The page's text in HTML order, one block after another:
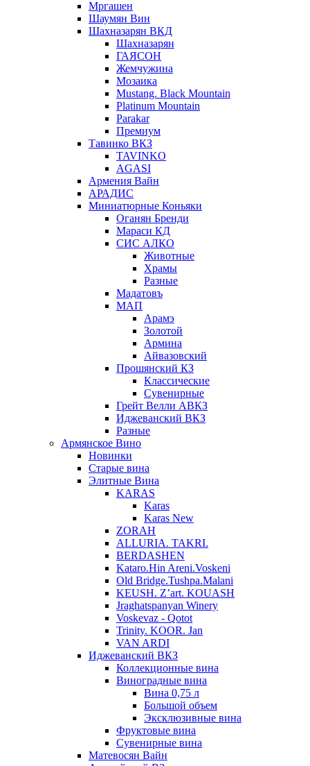
Мргашен
Шаумян Вин
Шахназарян ВКД
Шахназарян
ГАЯСОН
Жемчужина
Мозаика
Mustang. Black Mountain
Platinum Mountain
Parakar
Премиум
Тавинко ВКЗ
TAVINKO
AGASI
Армения Вайн
АРАДИС
Миниатюрные Коньяки
Оганян Бренди
Мараси КД
СИС АЛКО
Животные
Храмы
Разные
Мадатовъ
МАП
Арамэ
Золотой
Армина
Айвазовский
Прошянский КЗ
Классические
Сувенирные
Грейт Велли АВКЗ
Иджеванский ВКЗ
Разные
Армянское Вино
Новинки
Старые вина
Элитные Вина
KARAS
Karas
Karas New
ZORAH
ALLURIA. TAKRI.
BERDASHEN
Kataro.Hin Areni.Voskeni
Old Bridge.Tushpa.Malani
KEUSH. Z’art. KOUASH
Jraghatspanyan Winery
Voskevaz - Qotot
Trinity. KOOR. Jan
VAN ARDI
Иджеванский ВКЗ
Коллекционные вина
Виноградные вина
Вина 0,75 л
Большой объем
Эксклюзивные вина
Фруктовые вина
Cувенирные вина
Матевосян Вайн